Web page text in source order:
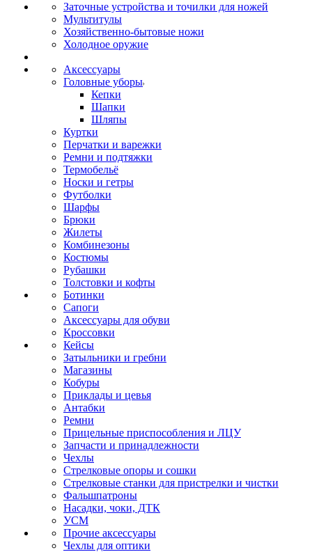
Заточные устройства и точилки для ножей
Мультитулы
Хозяйственно-бытовые ножи
Холодное оружие
Аксессуары
Головные уборы
Кепки
Шапки
Шляпы
Куртки
Перчатки и варежки
Ремни и подтяжки
Термобельё
Носки и гетры
Футболки
Шарфы
Брюки
Жилеты
Комбинезоны
Костюмы
Рубашки
Толстовки и кофты
Ботинки
Сапоги
Аксессуары для обуви
Кроссовки
Кейсы
Затыльники и гребни
Магазины
Кобуры
Приклады и цевья
Антабки
Ремни
Прицельные приспособления и ЛЦУ
Запчасти и принадлежности
Чехлы
Стрелковые опоры и сошки
Стрелковые станки для пристрелки и чистки
Фальшпатроны
Насадки, чоки, ДТК
УСМ
Прочие аксессуары
Чехлы для оптики